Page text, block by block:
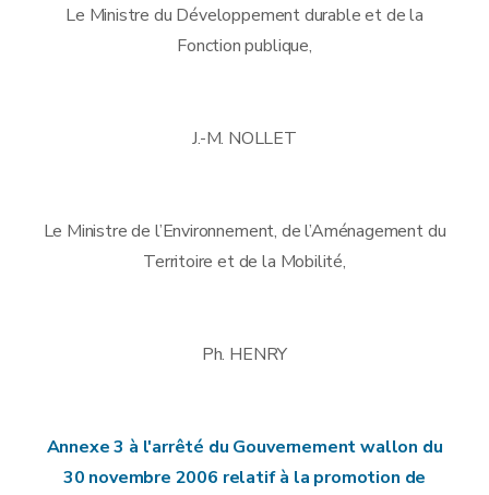
Le Ministre du Développement durable et de la
Fonction publique,
J.-M. NOLLET
Le Ministre de l’Environnement, de l’Aménagement du
Territoire et de la Mobilité,
Ph. HENRY
Annexe 3 à l'arrêté du Gouvernement wallon du
30 novembre 2006 relatif à la promotion de